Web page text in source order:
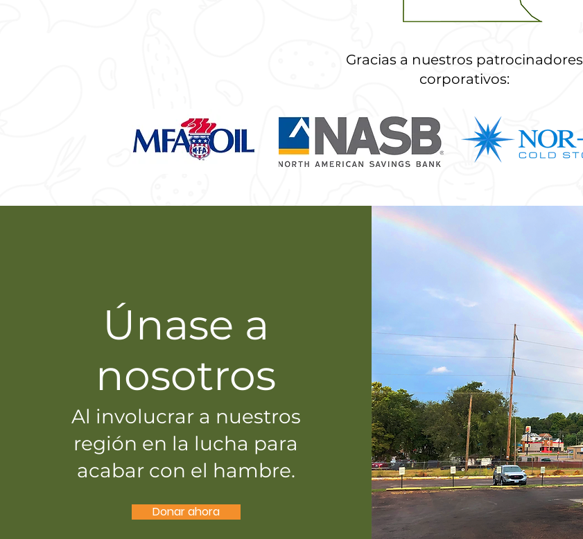
Gracias a nuestros patrocinadores
corporativos:
Únase a
nosotros
Al involucrar a nuestros
región en la lucha para
acabar con el hambre.
Donar ahora